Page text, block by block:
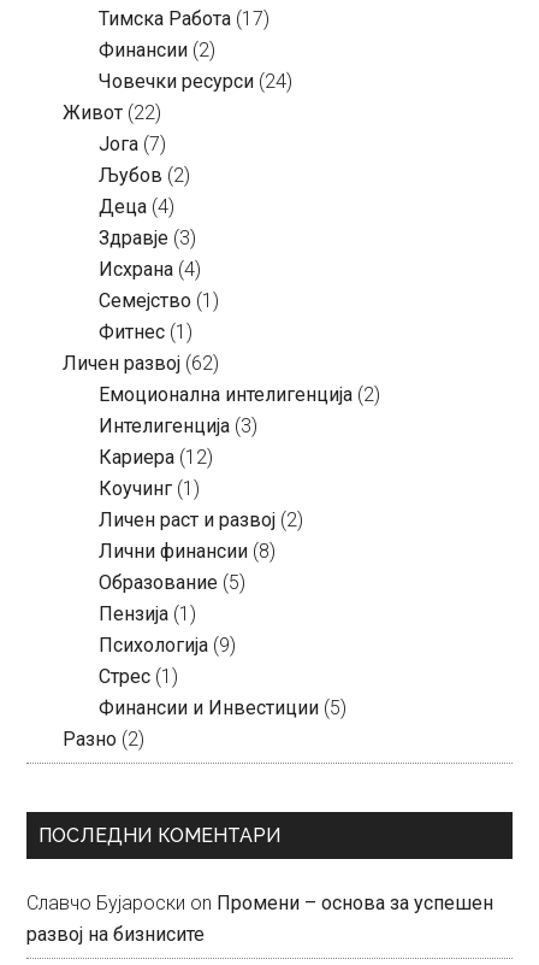
Тимска Работа (17)
Финансии (2)
Човечки ресурси (24)
Живот (22)
Јога (7)
Љубов (2)
Деца (4)
Здравје (3)
Исхрана (4)
Семејство (1)
Фитнес (1)
Личен развој (62)
Емоционална интелигенција (2)
Интелигенција (3)
Кариера (12)
Коучинг (1)
Личен раст и развој (2)
Лични финансии (8)
Образование (5)
Пензија (1)
Психологија (9)
Стрес (1)
Финансии и Инвестиции (5)
Разно (2)
ПОСЛЕДНИ КОМЕНТАРИ
Славчо Бујароски on Промени – основа за успешен
развој на бизнисите